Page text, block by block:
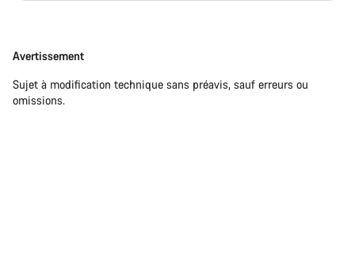
Avertissement
Sujet à modification technique sans préavis, sauf erreurs ou
omissions.